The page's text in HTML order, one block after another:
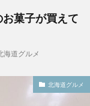
菓子が買えて
海道グルメ
北海道グルメ